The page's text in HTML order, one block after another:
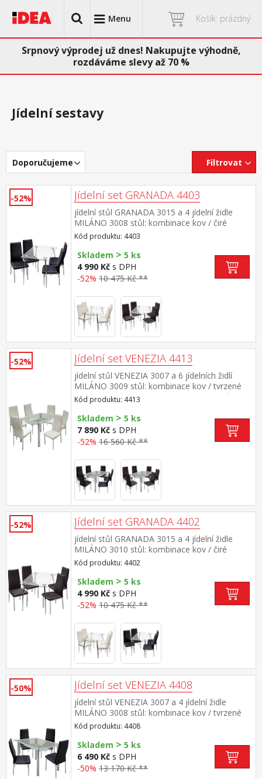
Menu Košík: prázdný
Srpnový výprodej už dnes! Nakupujte výhodně,
rozdáváme slevy až 70 %
Jídelní sestavy
Doporučujeme Filtrovat
-52% Jídelní set GRANADA 4403
jídelní stůl GRANADA 3015 a 4 jídelní židle
MILÁNO 3008 stůl: kombinace kov / čiré
tvrzené sklo, pochromované nohy židle: potah
kůže – imitace, barevné provedení
černá kovové pochromované nohy, výška sedu
46 cm rozměr stolu (š/h/v) 110 × 70 × 74 cm
rozměr židle (š/h/v) 41 × 40 × 98 cm
Kód produktu: 4403
Skladem > 5 ks
4 990 Kč s DPH
-52% 10 475 Kč **
-52% Jídelní set VENEZIA 4413
jídelní stůl VENEZIA 3007 a 6 jídelních židlí
MILÁNO 3009 stůl: kombinace kov / tvrzené
sklo, pochromované nohy židle: potah kůže –
imitace, barevné provedení krémově
bílá kovové pochromované nohy, výška sedu
46 cm rozměr stolu (š/h/v) 150 × 90 × 76 cm
rozměr židle (š/h/v) 41 × 40 × 98 cm
Kód produktu: 4413
Skladem > 5 ks
7 890 Kč s DPH
-52% 16 560 Kč **
-52% Jídelní set GRANADA 4402
jídelní stůl GRANADA 3015 a 4 jídelní židle
MILÁNO 3010 stůl: kombinace kov / čiré
tvrzené sklo, pochromované nohy židle: potah
kůže – imitace, barevné provedení
hnědá kovové pochromované nohy, výška
sedu 46 cm rozměr stolu (š/h/v) 110 × 70 × 74
cm rozměr židle (š/h/v) 41 × 40 × 98 cm
Kód produktu: 4402
Skladem > 5 ks
4 990 Kč s DPH
-52% 10 475 Kč **
-50% Jídelní set VENEZIA 4408
jídelní stůl VENEZIA 3007 a 4 jídelní židle
MILÁNO 3008 stůl: kombinace kov / tvrzené
sklo, pochromované nohy židle: potah kůže –
imitace, barevné provedení černá kovové
pochromované nohy, výška sedu 46
cm rozměr stolu (š/h/v) 150 × 90 × 76 cm
rozměr židle (š/h/v) 41 × 40 × 98 cm
Kód produktu: 4408
Skladem > 5 ks
6 490 Kč s DPH
-50% 13 170 Kč **